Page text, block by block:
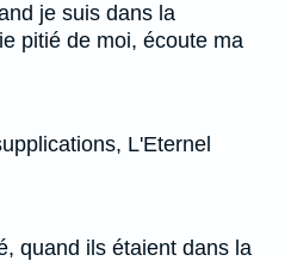
je suis dans la
pitié de moi, écoute ma
L'Eternel
quand ils étaient dans la